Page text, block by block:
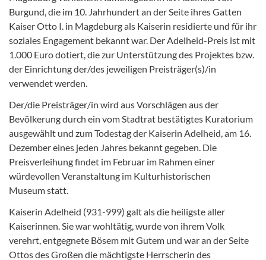
Burgund, die im 10. Jahrhundert an der Seite ihres Gatten
Kaiser Otto I. in Magdeburg als Kaiserin residierte und für ihr
soziales Engagement bekannt war. Der Adelheid-Preis ist mit
1.000 Euro dotiert, die zur Unterstützung des Projektes bzw.
der Einrichtung der/des jeweiligen Preisträger(s)/in
verwendet werden.
Der/die Preisträger/in wird aus Vorschlägen aus der
Bevölkerung durch ein vom Stadtrat bestätigtes Kuratorium
ausgewählt und zum Todestag der Kaiserin Adelheid, am 16.
Dezember eines jeden Jahres bekannt gegeben. Die
Preisverleihung findet im Februar im Rahmen einer
würdevollen Veranstaltung im Kulturhistorischen
Museum statt.
Kaiserin Adelheid (931-999) galt als die heiligste aller
Kaiserinnen. Sie war wohltätig, wurde von ihrem Volk
verehrt, entgegnete Bösem mit Gutem und war an der Seite
Ottos des Großen die mächtigste Herrscherin des